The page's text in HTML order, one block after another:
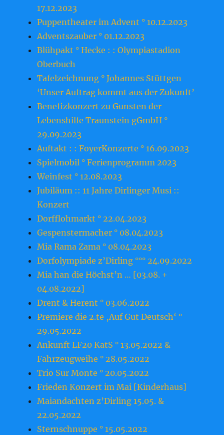
17.12.2023
Puppentheater im Advent ° 10.12.2023
Adventszauber ° 01.12.2023
Blühpakt ° Hecke : : Olympiastadion
Oberbuch
Tafelzeichnung ° Johannes Stüttgen
‘Unser Auftrag kommt aus der Zukunft’
Benefizkonzert zu Gunsten der
Lebenshilfe Traunstein gGmbH °
29.09.2023
Auftakt : : FoyerKonzerte ° 16.09.2023
Spielmobil ° Ferienprogramm 2023
Weinfest ° 12.08.2023
Jubiläum :: 11 Jahre Dirlinger Musi ::
Konzert
Dorfflohmarkt ° 22.04.2023
Gespenstermacher ° 08.04.2023
Mia Rama Zama ° 08.04.2023
Dorfolympiade z’Dirling °°° 24.09.2022
Mia han die Höchst’n … [03.08. +
04.08.2022]
Drent & Herent ° 03.06.2022
Premiere die 2.te ‚Auf Gut Deutsch‘ °
29.05.2022
Ankunft LF20 KatS ° 13.05.2022 &
Fahrzeugweihe ° 28.05.2022
Trio Sur Monte ° 20.05.2022
Frieden Konzert im Mai [Kinderhaus]
Maiandachten z’Dirling 15.05. &
22.05.2022
Sternschnuppe ° 15.05.2022